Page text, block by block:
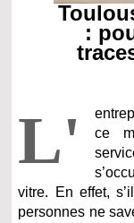
:
L'
ce
vitre. En effet,
personnes ne